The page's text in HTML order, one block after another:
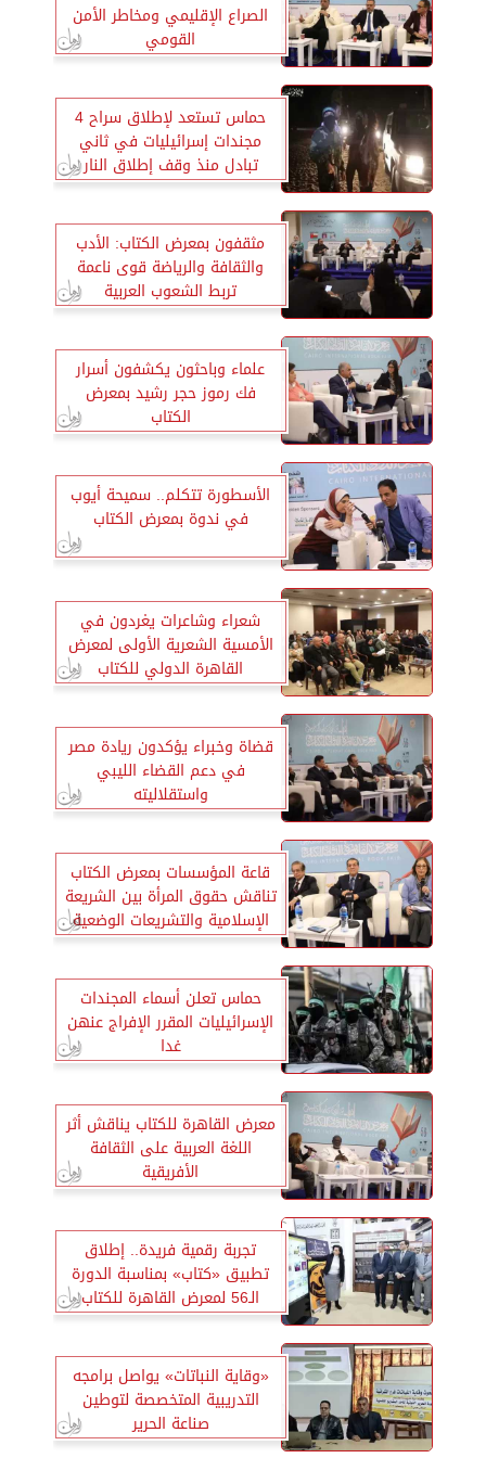
الصراع الإقليمي ومخاطر الأمن
القومي
حماس تستعد لإطلاق سراح 4
مجندات إسرائيليات في ثاني
تبادل منذ وقف إطلاق النار
مثقفون بمعرض الكتاب: الأدب
والثقافة والرياضة قوى ناعمة
تربط الشعوب العربية
علماء وباحثون يكشفون أسرار
فك رموز حجر رشيد بمعرض
الكتاب
الأسطورة تتكلم.. سميحة أيوب
في ندوة بمعرض الكتاب
شعراء وشاعرات يغردون في
الأمسية الشعرية الأولى لمعرض
القاهرة الدولي للكتاب
قضاة وخبراء يؤكدون ريادة مصر
في دعم القضاء الليبي
واستقلاليته
قاعة المؤسسات بمعرض الكتاب
تناقش حقوق المرأة بين الشريعة
الإسلامية والتشريعات الوضعية
حماس تعلن أسماء المجندات
الإسرائيليات المقرر الإفراج عنهن
غدا
معرض القاهرة للكتاب يناقش أثر
اللغة العربية على الثقافة
الأفريقية
تجربة رقمية فريدة.. إطلاق
تطبيق «كتاب» بمناسبة الدورة
الـ56 لمعرض القاهرة للكتاب
«وقاية النباتات» يواصل برامجه
التدريبية المتخصصة لتوطين
صناعة الحرير